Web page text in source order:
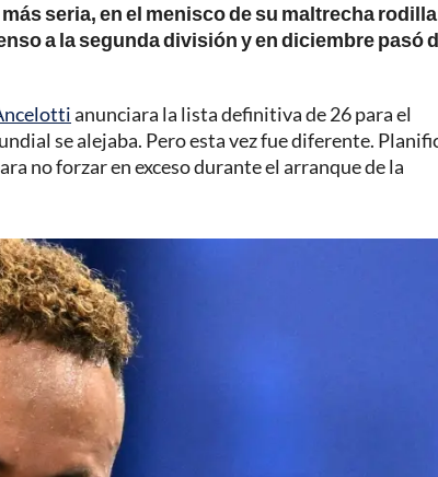
seria, en el menisco de su maltrecha rodilla
a la segunda división y en diciembre pasó
anunciara la lista definitiva de 26 para el
se alejaba. Pero esta vez fue diferente.
no forzar en exceso durante el arranque de la